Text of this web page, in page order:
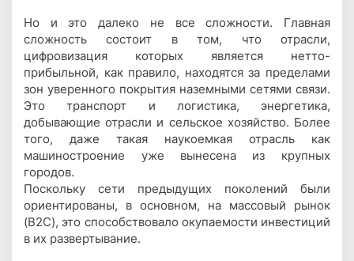
Но и это далеко не все сложности. Главная
сложность состоит в том, что отрасли,
цифровизация которых является нетто-
прибыльной, как правило, находятся за пределами
зон уверенного покрытия наземными сетями связи.
Это транспорт и логистика, энергетика,
добывающие отрасли и сельское хозяйство. Более
того, даже такая наукоемкая отрасль как
машиностроение уже вынесена из крупных
городов.
Поскольку сети предыдущих поколений были
ориентированы, в основном, на массовый рынок
(B2C), это способствовало окупаемости инвестиций
в их развертывание.